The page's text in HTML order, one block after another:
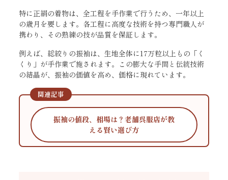
特に正絹の着物は、全工程を手作業で行うため、一年以上
の歳月を要します。各工程に高度な技術を持つ専門職人が
携わり、その熟練の技が品質を保証します。
例えば、総絞りの振袖は、生地全体に17万粒以上もの「く
くり」が手作業で施されます。この膨大な手間と伝統技術
の結晶が、振袖の価値を高め、価格に現れています。
関連記事
振袖の値段、相場は？老舗呉服店が教
える賢い選び方